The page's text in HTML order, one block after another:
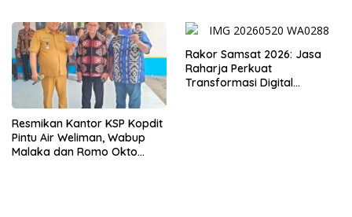
Resmikan Kantor KSP Kopdit
Pintu Air Weliman, Wabup
Malaka dan Romo Okto
Rakor Samsat 2026: Jasa
Raharja Perkuat
Transformasi Digital